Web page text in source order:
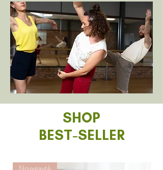
SHOP
BEST-SELLER
Nouveauté